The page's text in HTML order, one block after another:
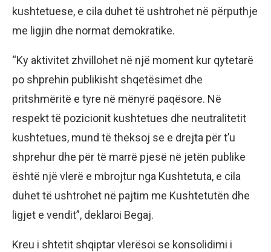
kushtetuese, e cila duhet të ushtrohet në përputhje
me ligjin dhe normat demokratike.
“Ky aktivitet zhvillohet në një moment kur qytetarë
po shprehin publikisht shqetësimet dhe
pritshmëritë e tyre në mënyrë paqësore. Në
respekt të pozicionit kushtetues dhe neutralitetit
kushtetues, mund të theksoj se e drejta për t’u
shprehur dhe për të marrë pjesë në jetën publike
është një vlerë e mbrojtur nga Kushtetuta, e cila
duhet të ushtrohet në pajtim me Kushtetutën dhe
ligjet e vendit”, deklaroi Begaj.
Kreu i shtetit shqiptar vlerësoi se konsolidimi i